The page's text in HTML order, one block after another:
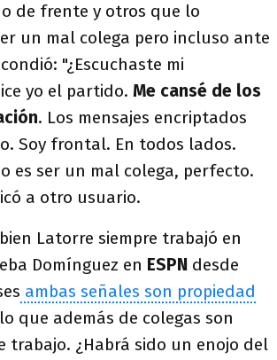
de frente y otros que lo
un mal colega pero incluso ante
"¿Escuchaste mi
yo el partido. Me cansé de los
. Los mensajes encriptados
Soy frontal. En todos lados.
es ser un mal colega, perfecto.
a otro usuario.
Latorre siempre trabajó en
Domínguez en ESPN desde
ambas señales son propiedad
que además de colegas son
trabajo. ¿Habrá sido un enojo del